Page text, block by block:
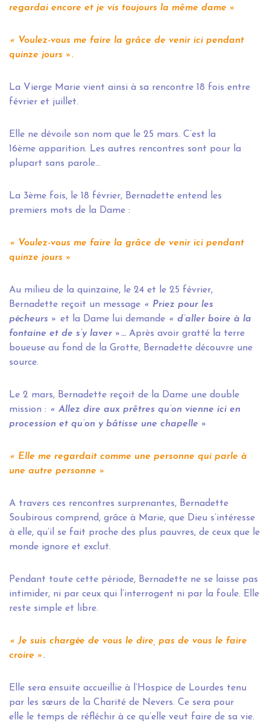
regardai encore et je vis toujours la même dame »
« Voulez-vous me faire la grâce de venir ici pendant
quinze jours ».
La Vierge Marie vient ainsi à sa rencontre 18 fois entre
février et juillet.
Elle ne dévoile son nom que le 25 mars. C’est la
16ème apparition. Les autres rencontres sont pour la
plupart sans parole…
La 3ème fois, le 18 février, Bernadette entend les
premiers mots de la Dame :
« Voulez-vous me faire la grâce de venir ici pendant
quinze jours »
Au milieu de la quinzaine, le 24 et le 25 février,
Bernadette reçoit un message « Priez pour les
pécheurs » et la Dame lui demande « d’aller boire à la
fontaine et de s’y laver »… Après avoir gratté la terre
boueuse au fond de la Grotte, Bernadette découvre une
source.
Le 2 mars, Bernadette reçoit de la Dame une double
mission : « Allez dire aux prêtres qu’on vienne ici en
procession et qu’on y bâtisse une chapelle »
« Elle me regardait comme une personne qui parle à
une autre personne »
A travers ces rencontres surprenantes, Bernadette
Soubirous comprend, grâce à Marie, que Dieu s’intéresse
à elle, qu’il se fait proche des plus pauvres, de ceux que le
monde ignore et exclut.
Pendant toute cette période, Bernadette ne se laisse pas
intimider, ni par ceux qui l’interrogent ni par la foule. Elle
reste simple et libre.
« Je suis chargée de vous le dire, pas de vous le faire
croire ».
Elle sera ensuite accueillie à l’Hospice de Lourdes tenu
par les sœurs de la Charité de Nevers. Ce sera pour
elle le temps de réfléchir à ce qu’elle veut faire de sa vie.